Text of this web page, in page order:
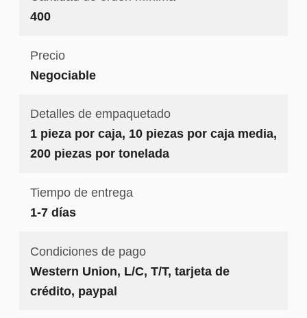
400
Precio
Negociable
Detalles de empaquetado
1 pieza por caja, 10 piezas por caja media,
200 piezas por tonelada
Tiempo de entrega
1-7 días
Condiciones de pago
Western Union, L/C, T/T, tarjeta de
crédito, paypal